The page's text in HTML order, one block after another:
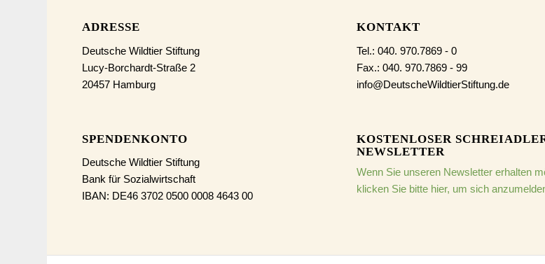
ADRESSE
Deutsche Wildtier Stiftung
Lucy-Borchardt-Straße 2
20457 Hamburg
SPENDENKONTO
Deutsche Wildtier Stiftung
Bank für Sozialwirtschaft
IBAN: DE46 3702 0500 0008 4643 00
KONTAKT
Tel.: 040. 970.7869 - 0
Fax.: 040. 970.7869 - 99
info@DeutscheWildtierStiftung.de
KOSTENLOSER
NEWSLETTER
Wenn Sie unseren Newsletter erhalten
klicken Sie bitte hier, um sich